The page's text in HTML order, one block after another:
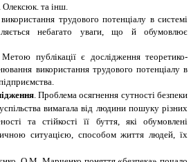
та інш.
трудового потенціалу в системі
небагато уваги, що й обумовлює
публікації є дослідження теоретико-
використання трудового потенціалу в
.Проблема осягнення сутності безпеки
вимагала від людини пошуку різних
та стійкості її буття, які обумовлені
ситуацією, способом життя людей, їх